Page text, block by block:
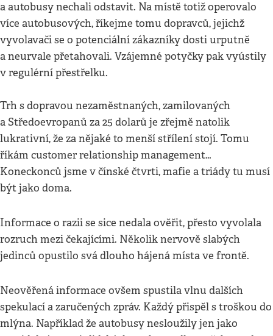
a autobusy nechali odstavit. Na místě totiž operovalo
více autobusových, říkejme tomu dopravců, jejichž
vyvolavači se o potenciální zákazníky dosti urputně
a neurvale přetahovali. Vzájemné potyčky pak vyústily
v regulérní přestřelku.
Trh s dopravou nezaměstnaných, zamilovaných
a Středoevropanů za 25 dolarů je zřejmě natolik
lukrativní, že za nějaké to menší střílení stojí. Tomu
říkám customer relationship management…
Koneckonců jsme v čínské čtvrti, mafie a triády tu musí
být jako doma.
Informace o razii se sice nedala ověřit, přesto vyvolala
rozruch mezi čekajícími. Několik nervově slabých
jedinců opustilo svá dlouho hájená místa ve frontě.
Neověřená informace ovšem spustila vlnu dalších
spekulací a zaručených zpráv. Každý přispěl s troškou do
mlýna. Například že autobusy nesloužily jen jako